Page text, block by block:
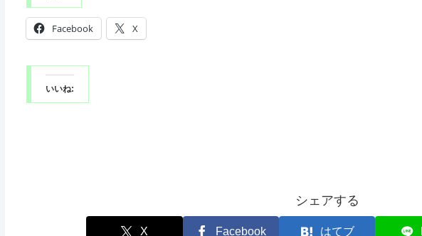
Facebook X
いいね:
シェアする
X Facebook はてブ